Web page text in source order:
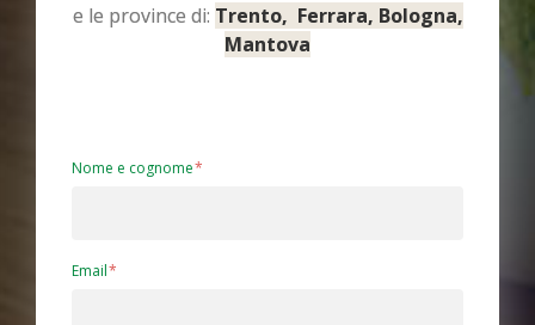
e le province di: Trento, Ferrara, Bologna,
Mantova
Nome e cognome
Email